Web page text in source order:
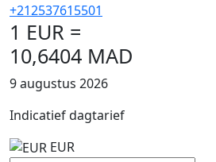
+212537615501
1 EUR =
10,6404 MAD
9 augustus 2026
Indicatief dagtarief
EUR